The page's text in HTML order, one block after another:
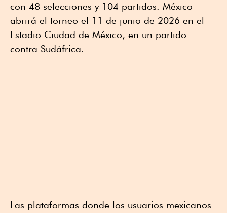
con 48 selecciones y 104 partidos. México
abrirá el torneo el 11 de junio de 2026 en el
Estadio Ciudad de México, en un partido
contra Sudáfrica.
Las plataformas donde los usuarios mexicanos